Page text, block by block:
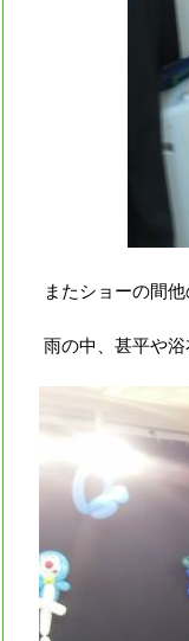
またショーの間
雨の中、甚平や